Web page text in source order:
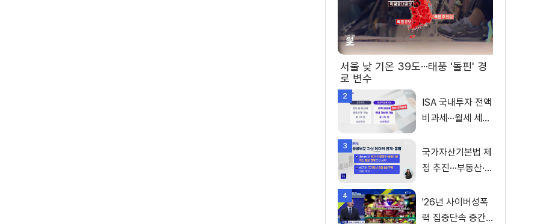
서울 낮 기온 39도···태풍 '돌핀' 경
로 변수
2
ISA 국내투자 전액
비과세···월세 세액
3
국가자산기본법 제
정 추진···부동산·주
4
'26년 사이버성폭
력 집중단속 중간